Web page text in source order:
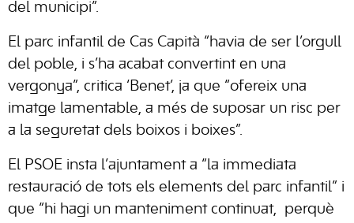
del municipi”.
El parc infantil de Cas Capità “havia de ser l’orgull
del poble, i s’ha acabat convertint en una
vergonya”, critica ‘Benet’, ja que “ofereix una
imatge lamentable, a més de suposar un risc per
a la seguretat dels boixos i boixes”.
El PSOE insta l’ajuntament a “la immediata
restauració de tots els elements del parc infantil” i
que “hi hagi un manteniment continuat, perquè